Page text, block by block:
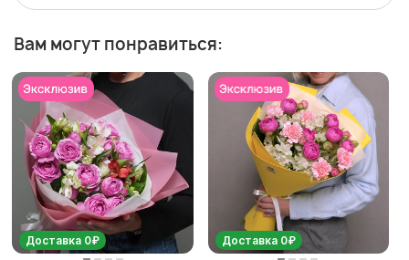
Вам могут понравиться:
Доставка 0₽ Доставка 0₽